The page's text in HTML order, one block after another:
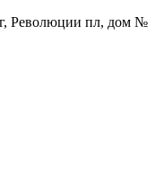
г, Революции пл, дом №